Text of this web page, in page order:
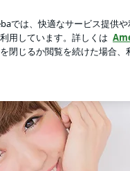
Powered by Ameba
自賛した手作り夕食